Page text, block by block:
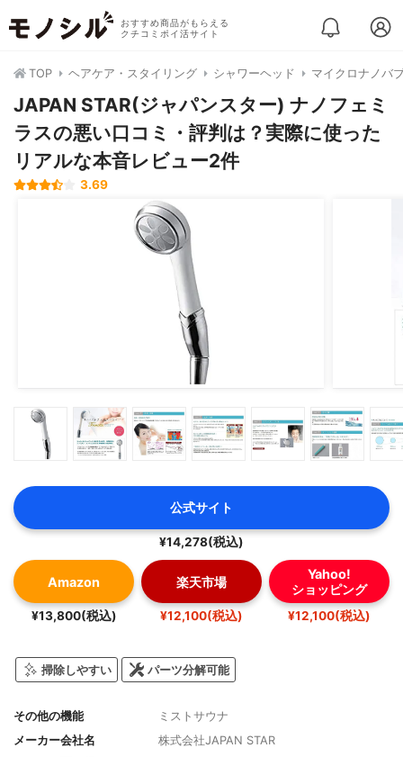
おすすめ商品がもらえる
クチコミポイ活サイト
TOP ヘアケア・スタイリング シャワーヘッド マイクロナノバ
JAPAN STAR(ジャパンスター) ナノフェミ
ラスの悪い口コミ・評判は？実際に使った
リアルな本音レビュー2件
3.69
公式サイト
¥14,278(税込)
Amazon
¥13,800(税込)
楽天市場
¥12,100(税込)
Yahoo!
ショッピング
¥12,100(税込)
掃除しやすい パーツ分解可能
その他の機能
ミストサウナ
メーカー会社名
株式会社JAPAN STAR